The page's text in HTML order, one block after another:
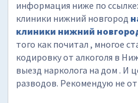
информация ниже по
клиники нижний новгород
клиники нижний
того как почитал , многое
кодировку от алкоголя в
выезд нарколога на дом . И
разводов. Рекомендую не